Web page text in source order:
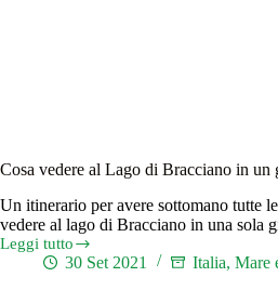
Cosa vedere al Lago di Bracciano in un
Un itinerario per avere sottomano tutte
vedere al lago di Bracciano in una sola
Leggi tutto
Cosa
vedere
30 Set 2021 Italia, Mare